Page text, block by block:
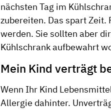
nächsten Tag im
zubereiten. Das spart
werden. Sie sollten aber
Kühlschrank aufbewahrt
Mein Kind verträgt
Wenn Ihr Kind
Allergie dahinter.